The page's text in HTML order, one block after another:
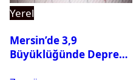
Yerel
Mersin’de 3,9
Büyüklüğünde Deprem